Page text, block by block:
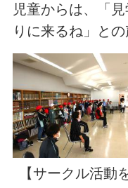
児童からは、「
りに来るね」と
【サークル活動